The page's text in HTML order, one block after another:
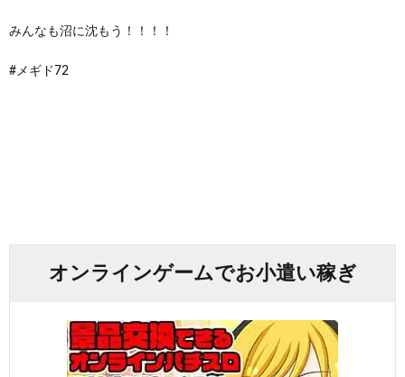
みんなも沼に沈もう！！！！
#メギド72
オンラインゲームでお小遣い稼ぎ